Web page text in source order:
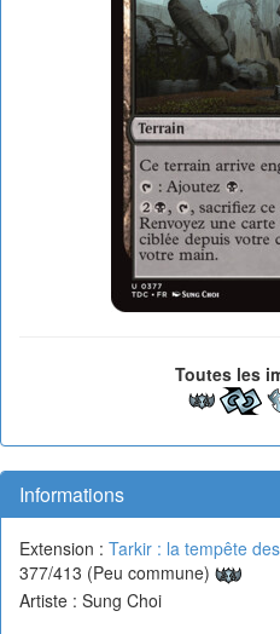
Toutes les
Informations
Extension : Tarkir : la tempête
377/413 (Peu commune)
Artiste : Sung Choi